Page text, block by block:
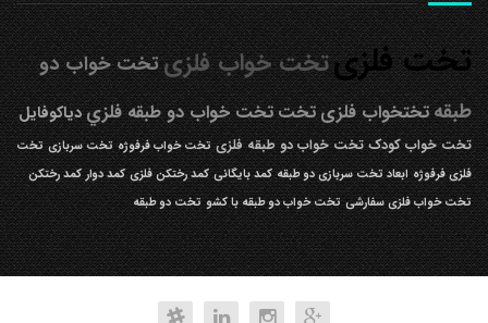
تخت فلزیتخت خواب فلزیتخت خواب دو
طبقه تختخواب فلزیتختتخت خواب دو طبقه فلزيدیاکوفایل
تخت خواب کودک تخت خواب دو طبقه فلزی تخت خواب فرفوژه تخت سربازی تخت
فلزی فرفوژه ابعاد تخت سربازی دو طبقه کمد بایگانی کمد رختکن فلزی کمد دوار کمد رختکن
تخت خواب فلزی سفارشی تخت خواب دو طبقه با کشو تخت دو طبقه